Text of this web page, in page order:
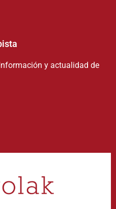
y actualidad de